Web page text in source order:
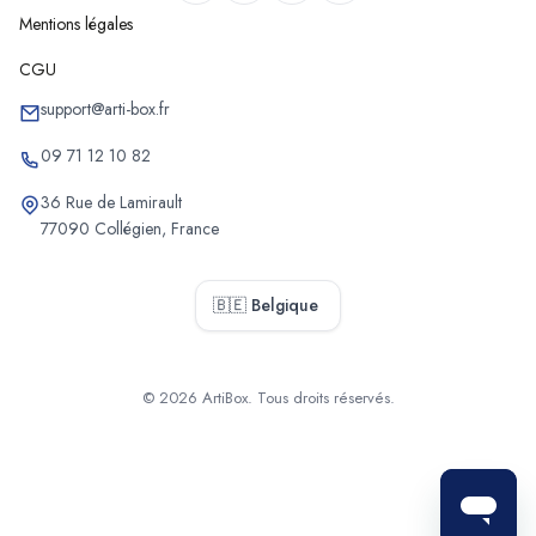
Chantiers d'audit énergétique de Schoten
Chantiers d'audit énergétique de Puurs-Sint-Amands
Chantiers d'audit énergétique de Sint-Katelijne-Waver
Chantiers d'audit énergétique de Bonheiden
Chantiers d'audit énergétique de Willebroek
Chantiers d'audit énergétique de Bornem
Chantiers d'audit énergétique de Poppel
Mentions légales
CGU
support@arti-box.fr
09 71 12 10 82
36 Rue de Lamirault
77090 Collégien, France
🇧🇪 Belgique
© 2026 ArtiBox. Tous droits réservés.